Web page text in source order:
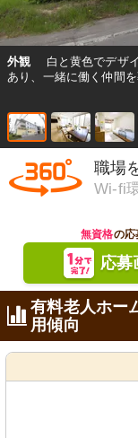
外観
白と黄色でデザ
あり、一緒に働く仲間を
職場
Wi-fi
無資格の応
応募
有料老人ホー
用傾向